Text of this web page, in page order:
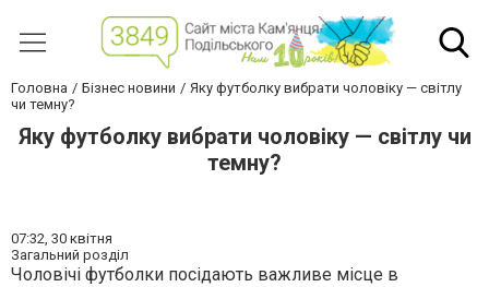
Головна Бізнес новини
Яку футболку вибрати чоловіку — світлу
чи темну?
Яку футболку вибрати чоловіку — світлу чи
темну?
07:32, 30 квітня
Загальний розділ
Чоловічі футболки посідають важливе місце в